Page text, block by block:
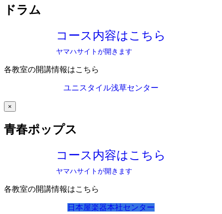
ドラム
コース内容はこちら
ヤマハサイトが開きます
各教室の開講情報はこちら
ユニスタイル浅草センター
×
青春ポップス
コース内容はこちら
ヤマハサイトが開きます
各教室の開講情報はこちら
日本屋楽器本社センター